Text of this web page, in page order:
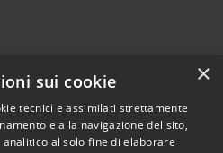
×
sui cookie
tecnici e assimilati strettamente
e alla navigazione del sito,
al solo fine di elaborare